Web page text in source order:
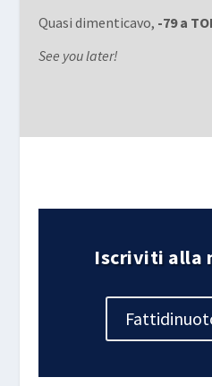
Quasi dimenticavo, -79 a
See you later!
Iscriviti alla